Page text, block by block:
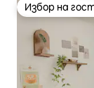
Избор на
Избор на